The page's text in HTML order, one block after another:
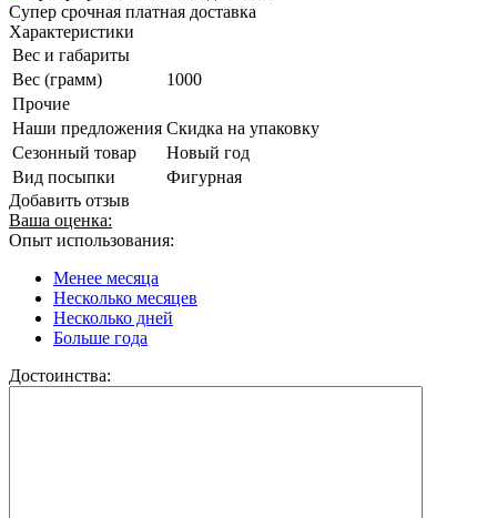
Супер срочная платная доставка
Характеристики
Вес и габариты
Вес (грамм)
1000
Прочие
Наши предложения Скидка на упаковку
Сезонный товар
Новый год
Вид посыпки
Фигурная
Добавить отзыв
Ваша оценка:
Опыт использования:
Менее месяца
Несколько месяцев
Несколько дней
Больше года
Достоинства: